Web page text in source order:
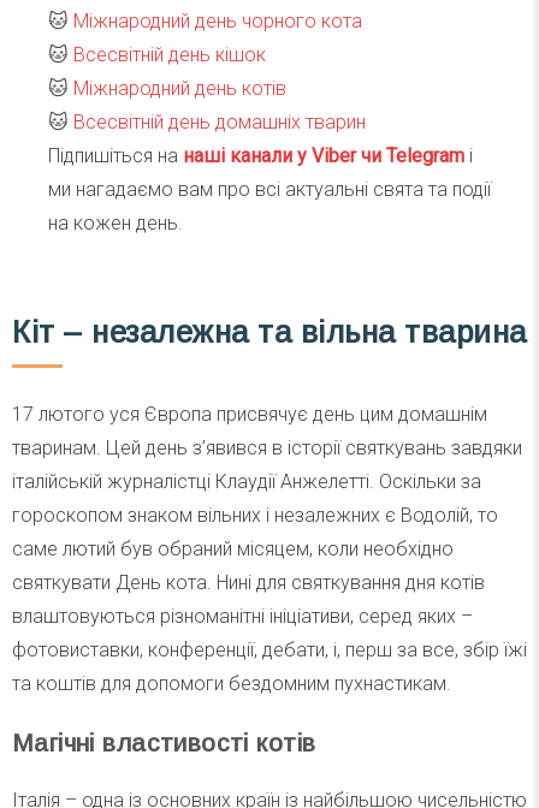
🐱 Міжнародний день чорного кота
🐱 Всесвітній день кішок
🐱 Міжнародний день котів
🐱 Всесвітній день домашніх тварин
Підпишіться на наші канали у Viber чи Telegram і
ми нагадаємо вам про всі актуальні свята та події
на кожен день.
Кіт – незалежна та вільна тварина
17 лютого уся Європа присвячує день цим домашнім
тваринам. Цей день з’явився в історії святкувань завдяки
італійській журналістці Клаудії Анжелетті. Оскільки за
гороскопом знаком вільних і незалежних є Водолій, то
саме лютий був обраний місяцем, коли необхідно
святкувати День кота. Нині для святкування дня котів
влаштовуються різноманітні ініціативи, серед яких –
фотовиставки, конференції, дебати, і, перш за все, збір їжі
та коштів для допомоги бездомним пухнастикам.
Магічні властивості котів
Італія – одна із основних країн із найбільшою чисельністю